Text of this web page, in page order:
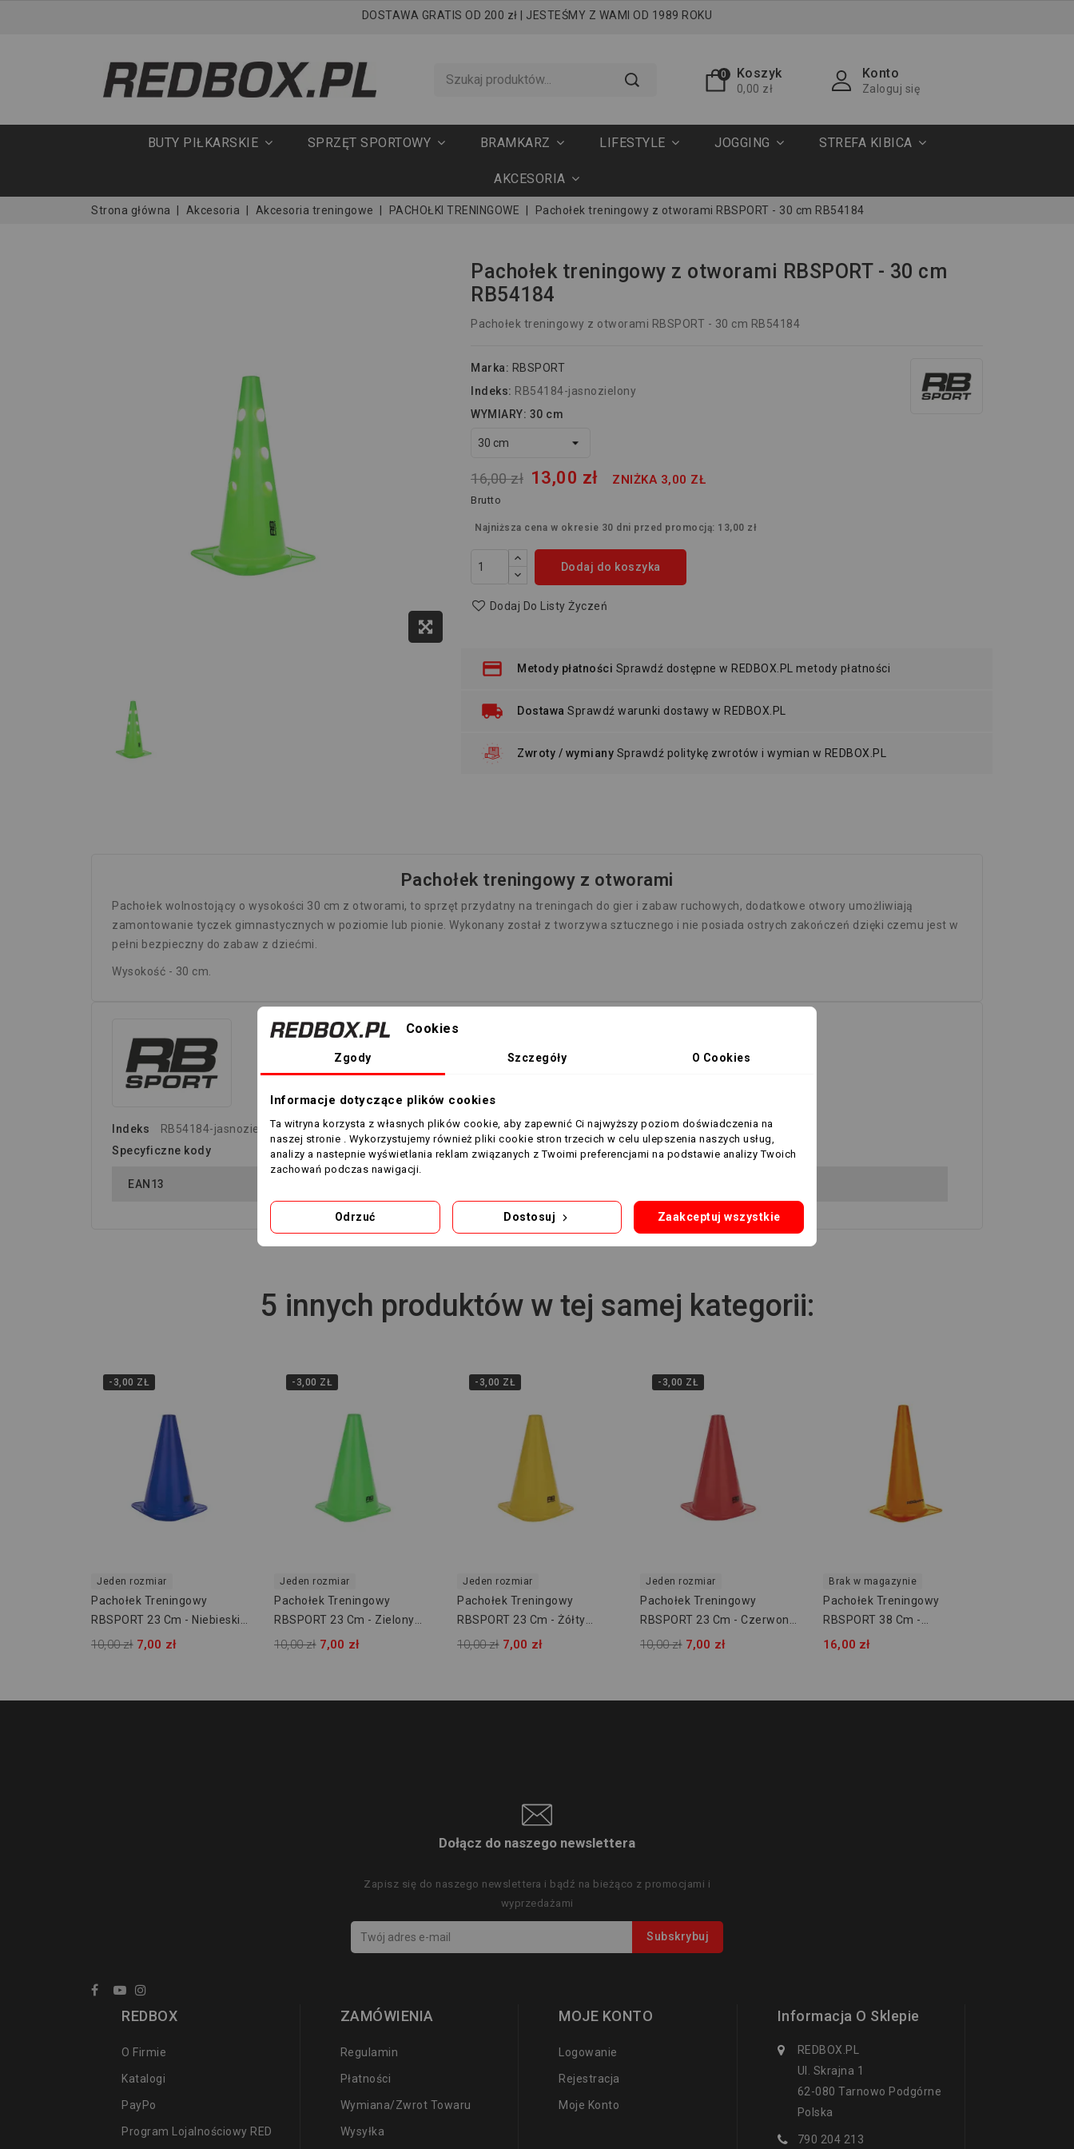
DOSTAWA GRATIS OD 200 zł | JESTEŚMY Z WAMI OD 1989 ROKU
0 Koszyk
0,00 zł
Konto
Zaloguj się
BUTY PIŁKARSKIE SPRZĘT SPORTOWY BRAMKARZ LIFESTYLE JOGGING STREFA KIBICA
AKCESORIA
Strona główna Akcesoria Akcesoria treningowe PACHOŁKI TRENINGOWE Pachołek treningowy z otworami RBSPORT - 30 cm RB54184
Pachołek treningowy z otworami RBSPORT - 30 cm
RB54184
Pachołek treningowy z otworami RBSPORT - 30 cm RB54184
Marka: RBSPORT
Indeks: RB54184-jasnozielony
WYMIARY: 30 cm
16,00 zł 13,00 zł ZNIŻKA 3,00 ZŁ
Brutto
Najniższa cena w okresie 30 dni przed promocją: 13,00 zł
Dodaj do koszyka
Dodaj Do Listy Życzeń
Metody płatności Sprawdź dostępne w REDBOX.PL metody płatności
Dostawa Sprawdź warunki dostawy w REDBOX.PL
Zwroty / wymiany Sprawdź politykę zwrotów i wymian w REDBOX.PL
Pachołek treningowy z otworami
Pachołek wolnostojący o wysokości 30 cm z otworami, to sprzęt przydatny na treningach do gier i zabaw ruchowych, dodatkowe otwory umożliwiają
zamontowanie tyczek gimnastycznych w poziomie lub pionie. Wykonany został z tworzywa sztucznego i nie posiada ostrych zakończeń dzięki czemu jest w
pełni bezpieczny do zabaw z dziećmi.
Wysokość - 30 cm.
Indeks
RB54184-jasnozielony
Specyficzne kody
EAN13
5 innych produktów w tej samej kategorii:
-3,00 ZŁ
Jeden rozmiar
Pachołek Treningowy
RBSPORT 23 Cm - Niebieski
RB54161
10,00 zł 7,00 zł
-3,00 ZŁ
Jeden rozmiar
Pachołek Treningowy
RBSPORT 23 Cm - Zielony
RB54161
10,00 zł 7,00 zł
-3,00 ZŁ
Jeden rozmiar
Pachołek Treningowy
RBSPORT 23 Cm - Żółty
RB54161
10,00 zł 7,00 zł
-3,00 ZŁ
Jeden rozmiar
Pachołek Treningowy
RBSPORT 23 Cm - Czerwony
RB54161
10,00 zł 7,00 zł
Brak w magazynie
Pachołek Treningowy
RBSPORT 38 Cm -
Pomarańczowy RB54163-15
16,00 zł
Dołącz do naszego newslettera
Zapisz się do naszego newslettera i bądź na bieżąco z promocjami i
wyprzedażami
REDBOX
O Firmie
Katalogi
PayPo
Program Lojalnościowy RED
ZAMÓWIENIA
Regulamin
Płatności
Wymiana/zwrot Towaru
Wysyłka
MOJE KONTO
Logowanie
Rejestracja
Moje Konto
Informacja O Sklepie
REDBOX.PL
Ul. Skrajna 1
62-080 Tarnowo Podgórne
Polska
790 204 213
Cookies
Zgody Szczegóły O Cookies
Informacje dotyczące plików cookies
Ta witryna korzysta z własnych plików cookie, aby zapewnić Ci najwyższy poziom doświadczenia na
naszej stronie . Wykorzystujemy również pliki cookie stron trzecich w celu ulepszenia naszych usług,
analizy a nastepnie wyświetlania reklam związanych z Twoimi preferencjami na podstawie analizy Twoich
zachowań podczas nawigacji.
Odrzuć Dostosuj Zaakceptuj wszystkie